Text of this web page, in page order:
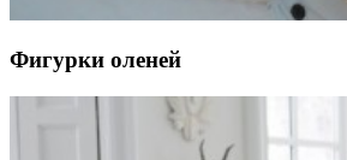
Фигурки оленей